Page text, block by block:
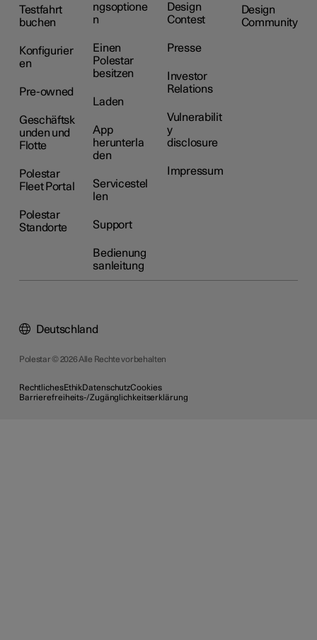
Testfahrt
buchen
Konfigurier
en
Pre-owned
Geschäftsk
unden und
Flotte
Polestar
Fleet Portal
Polestar
Standorte
ngsoptione
n
Einen
Polestar
besitzen
Laden
App
herunterla
den
Servicestel
len
Support
Bedienung
sanleitung
Design
Contest
Presse
Investor
Relations
Vulnerabilit
y
disclosure
Impressum
Design
Community
Polestar © 2026 Alle Rechte vorbehalten
RechtlichesEthikDatenschutzCookies
Barrierefreiheits-/Zugänglichkeitserklärung
Deutschland